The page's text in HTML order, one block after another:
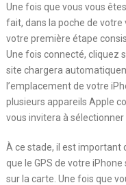
Une fois que vous vous
fait, dans la poche de votre
votre première étape
Une fois connecté, cliquez
site chargera
l’emplacement de votre
plusieurs appareils Apple
vous invitera à sélectionner
À ce stade, il est important
que le GPS de votre
sur la carte. Une fois que